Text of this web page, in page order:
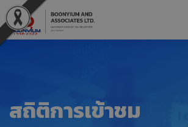
สถิติการเข้าชม